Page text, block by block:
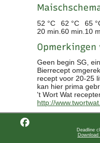
52 °C 62 °C 65
20 min. 60 min. 10
Geen begin SG,
Bierrecept
recept voor 20-25
kan hier prima
't Wort Wat
http://
Deadline